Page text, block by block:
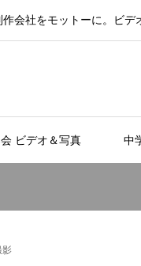
会社をモットーに。ビ
ビデオ＆写真 中
影